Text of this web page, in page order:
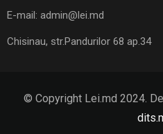
E-mail: admin@lei.md
Chisinau, str.Pandurilor 68 ap.34
© Copyright Lei.md 2024.